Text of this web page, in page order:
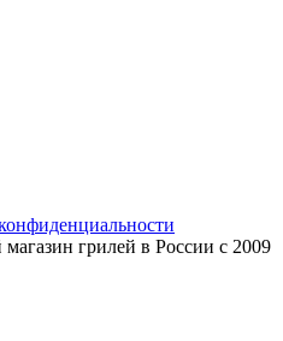
грилей в России с 2009